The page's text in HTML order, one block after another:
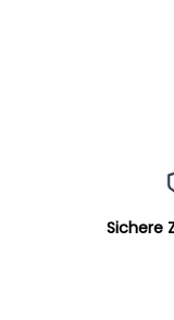
Sichere